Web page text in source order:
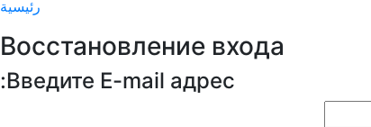
رئيسية
Восстановление входа
Введите E-mail адрес: